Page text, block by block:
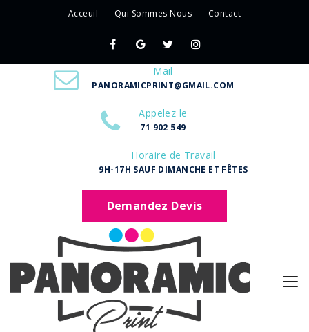
Acceuil Qui Sommes Nous Contact
Mail
PANORAMICPRINT@GMAIL.COM
Appelez le
71 902 549
Horaire de Travail
9H-17H SAUF DIMANCHE ET FÊTES
Demandez Devis